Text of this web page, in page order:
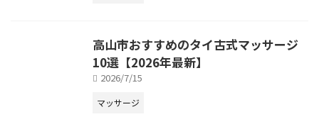
高山市おすすめのタイ古式マッサージ
10選【2026年最新】
2026/7/15
マッサージ